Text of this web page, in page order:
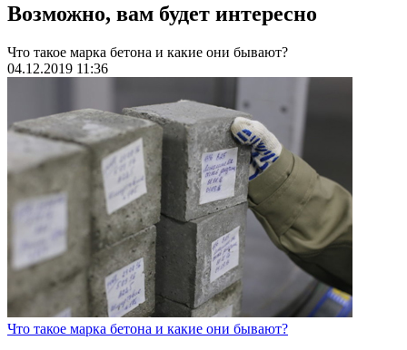
Возможно, вам будет интересно
Что такое марка бетона и какие они бывают?
04.12.2019 11:36
Что такое марка бетона и какие они бывают?